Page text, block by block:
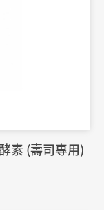
素 (壽司專用)